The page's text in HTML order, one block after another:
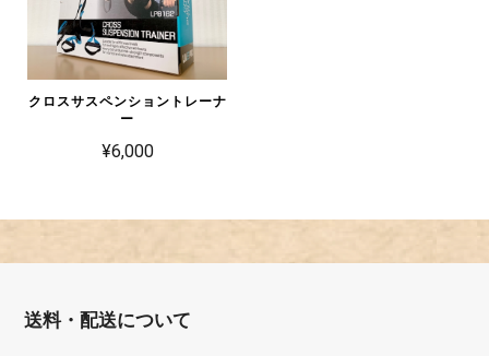
クロスサスペンショントレーナ
ー
¥6,000
送料・配送について